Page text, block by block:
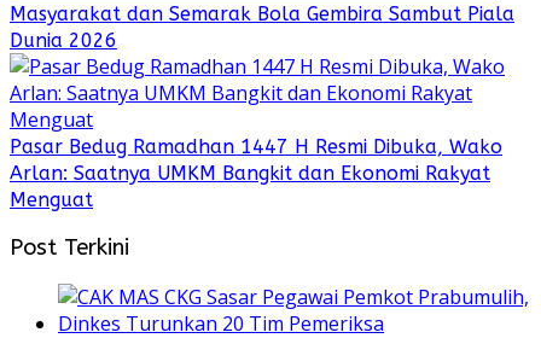
Masyarakat dan Semarak Bola Gembira Sambut Piala
Dunia 2026
Pasar Bedug Ramadhan 1447 H Resmi Dibuka, Wako
Arlan: Saatnya UMKM Bangkit dan Ekonomi Rakyat
Menguat
Post Terkini